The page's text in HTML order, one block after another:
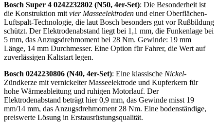
Bosch Super 4 0242232802 (N50, 4er-Set): Die Besonderheit ist
die Konstruktion mit vier Masseelektroden und einer Oberflächen-
Luftspalt-Technologie, die laut Bosch besonders gut vor Rußbildung
schützt. Der Elektrodenabstand liegt bei 1,1 mm, die Funkenlage bei
5 mm, das Anzugsdrehmoment bei 28 Nm. Gewinde: 19 mm
Länge, 14 mm Durchmesser. Eine Option für Fahrer, die Wert auf
zuverlässigen Kaltstart legen.
Bosch 0242230806 (N40, 4er-Set): Eine klassische Nickel-
Zündkerze mit vernickelter Masseelektrode und Kupferkern für
hohe Wärmeableitung und ruhigen Motorlauf. Der
Elektrodenabstand beträgt hier 0,9 mm, das Gewinde misst 19
mm/14 mm, das Anzugsdrehmoment 28 Nm. Eine bodenständige,
preiswerte Lösung in Erstausrüstungsqualität.